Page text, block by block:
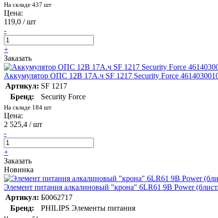
На складе 437 шт
Цена:
119,0 / шт
-
+
Заказать
Аккумулятор ОПС 12В 17А.ч SF 1217 Security Force
Артикул: SF 1217
Бренд:
Security Force
На складе 184 шт
Цена:
2 525,4 / шт
-
+
Заказать
Новинка
Элемент питания алкалиновый "крона" 6LR61 9В Power
Артикул: Б0062717
Бренд:
PHILIPS Элементы питания